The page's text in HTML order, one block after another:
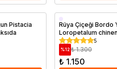
Pistacia
Saksıda
Rüya Çiçeği Bordo
Loropetalum
cm
5
%12 ₺ 1.300
₺ 1.150